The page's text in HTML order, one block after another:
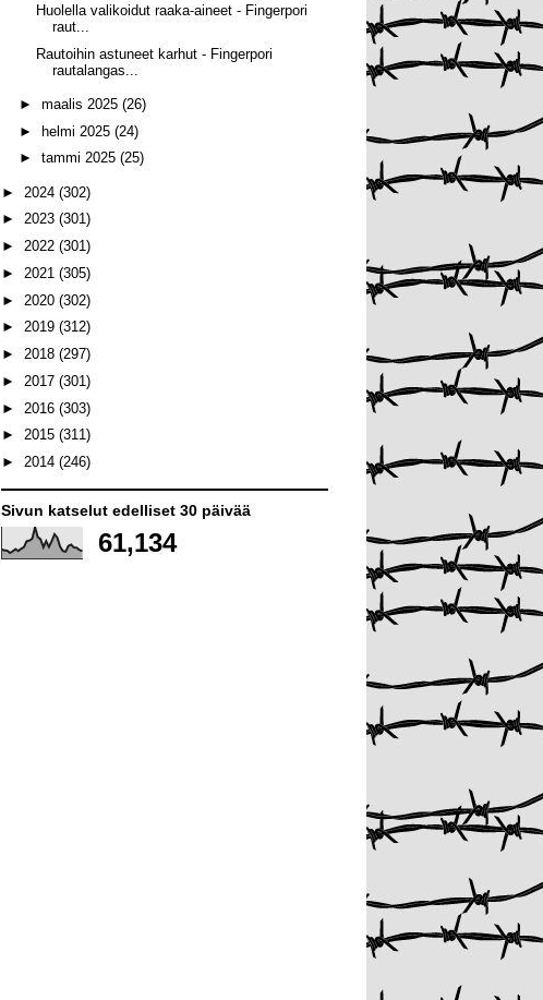
Huolella valikoidut raaka-aineet - Fingerpori
raut...
Rautoihin astuneet karhut - Fingerpori
rautalangas...
► maalis 2025 (26)
► helmi 2025 (24)
► tammi 2025 (25)
► 2024 (302)
► 2023 (301)
► 2022 (301)
► 2021 (305)
► 2020 (302)
► 2019 (312)
► 2018 (297)
► 2017 (301)
► 2016 (303)
► 2015 (311)
► 2014 (246)
Sivun katselut edelliset 30 päivää
61,134